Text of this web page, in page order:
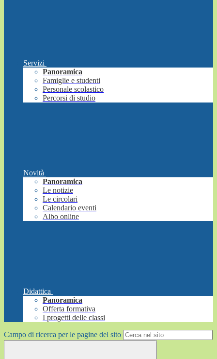
Servizi
Panoramica
Famiglie e studenti
Personale scolastico
Percorsi di studio
Novità
Panoramica
Le notizie
Le circolari
Calendario eventi
Albo online
Didattica
Panoramica
Offerta formativa
I progetti delle classi
Campo di ricerca per le pagine del sito